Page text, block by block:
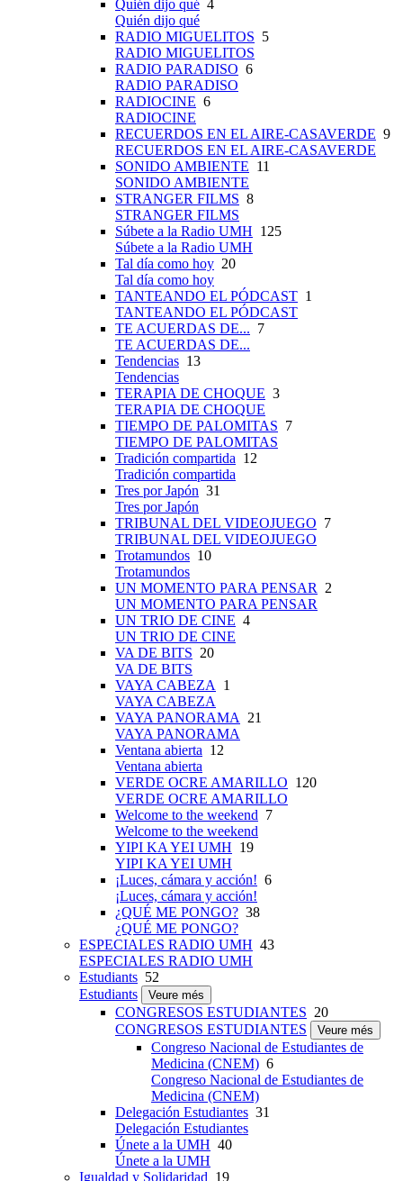
Quién dijo qué 4
Quién dijo qué
RADIO MIGUELITOS 5
RADIO MIGUELITOS
RADIO PARADISO 6
RADIO PARADISO
RADIOCINE 6
RADIOCINE
RECUERDOS EN EL AIRE-CASAVERDE 9
RECUERDOS EN EL AIRE-CASAVERDE
SONIDO AMBIENTE 11
SONIDO AMBIENTE
STRANGER FILMS 8
STRANGER FILMS
Súbete a la Radio UMH 125
Súbete a la Radio UMH
Tal día como hoy 20
Tal día como hoy
TANTEANDO EL PÓDCAST 1
TANTEANDO EL PÓDCAST
TE ACUERDAS DE... 7
TE ACUERDAS DE...
Tendencias 13
Tendencias
TERAPIA DE CHOQUE 3
TERAPIA DE CHOQUE
TIEMPO DE PALOMITAS 7
TIEMPO DE PALOMITAS
Tradición compartida 12
Tradición compartida
Tres por Japón 31
Tres por Japón
TRIBUNAL DEL VIDEOJUEGO 7
TRIBUNAL DEL VIDEOJUEGO
Trotamundos 10
Trotamundos
UN MOMENTO PARA PENSAR 2
UN MOMENTO PARA PENSAR
UN TRIO DE CINE 4
UN TRIO DE CINE
VA DE BITS 20
VA DE BITS
VAYA CABEZA 1
VAYA CABEZA
VAYA PANORAMA 21
VAYA PANORAMA
Ventana abierta 12
Ventana abierta
VERDE OCRE AMARILLO 120
VERDE OCRE AMARILLO
Welcome to the weekend 7
Welcome to the weekend
YIPI KA YEI UMH 19
YIPI KA YEI UMH
¡Luces, cámara y acción! 6
¡Luces, cámara y acción!
¿QUÉ ME PONGO? 38
¿QUÉ ME PONGO?
ESPECIALES RADIO UMH 43
ESPECIALES RADIO UMH
Estudiants 52
Estudiants
Veure més
CONGRESOS ESTUDIANTES 20
CONGRESOS ESTUDIANTES
Veure més
Congreso Nacional de Estudiantes de
Medicina (CNEM) 6
Congreso Nacional de Estudiantes de
Medicina (CNEM)
Delegación Estudiantes 31
Delegación Estudiantes
Únete a la UMH 40
Únete a la UMH
Igualdad y Solidaridad 19